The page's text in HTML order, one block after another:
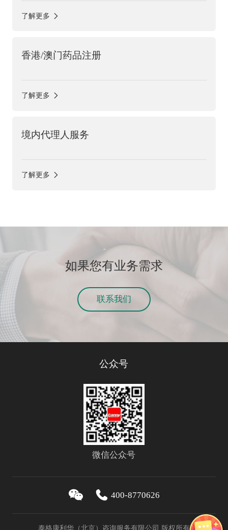
了解更多
香港/澳门药品注册
了解更多
境内代理人服务
了解更多
如果您有业务需求
联系我们
公众号
微信公众号
400-8770626
泰格康利华（北京）咨询服务有限公司 版权所有